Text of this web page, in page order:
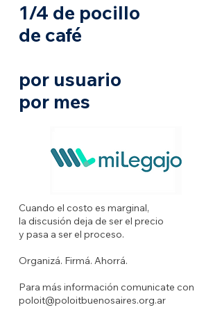
1/4 de pocillo
de café
por usuario
por mes
Cuando el costo es marginal,
la discusión deja de ser el precio
y pasa a ser el proceso.
Organizá. Firmá. Ahorrá.
Para más información comunicate con
poloit@poloitbuenosaires.org.ar